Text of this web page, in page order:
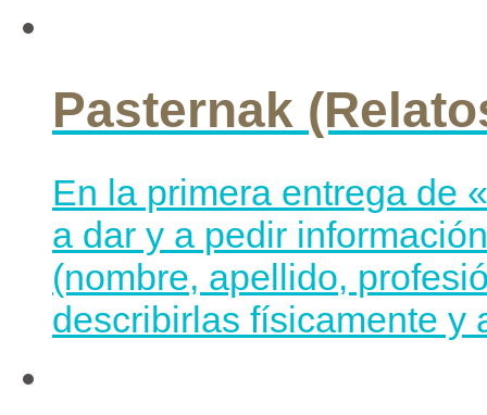
Pasternak
En la primera entrega de
a dar y a pedir
(nombre, apellido,
describirlas físicamente y